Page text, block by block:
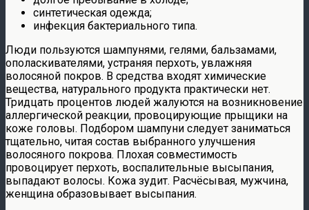
синтетическая одежда;
инфекция бактериального типа.
Люди пользуются шампунями, гелями, бальзамами,
ополаскивателями, устраняя перхоть, увлажняя
волосяной покров. В средства входят химические
вещества, натурального продукта практически нет.
Тридцать процентов людей жалуются на возникновение
аллергической реакции, провоцирующие прыщики на
коже головы. Подбором шампуни следует заниматься
тщательно, читая состав выбранного улучшения
волосяного покрова. Плохая совместимость
провоцирует перхоть, воспалительные высыпания,
выпадают волосы. Кожа зудит. Расчёсывая, мужчина,
женщина образовывает высыпания.